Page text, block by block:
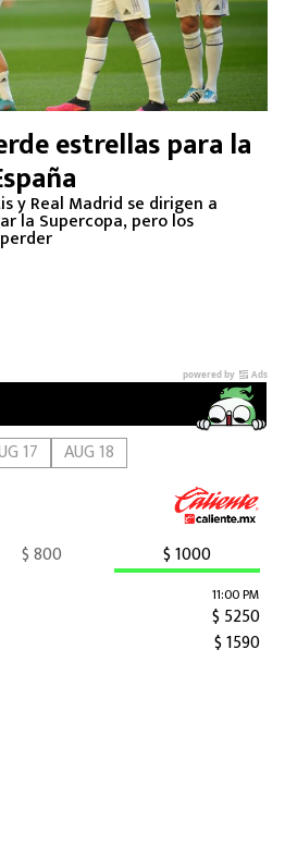
estrellas para la
y Real Madrid se dirigen a
la Supercopa, pero los